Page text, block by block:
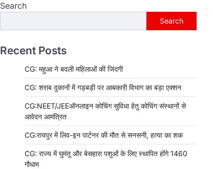
Search
Search
Recent Posts
CG: महुआ ने बदली महिलाओं की जिंदगी
CG: शराब दुकानों में गड़बड़ी पर आबकारी विभाग का बड़ा एक्शन
CG:NEET/JEEऑनलाइन कोचिंग सुविधा हेतु कोचिंग संस्थानों से
आवेदन आमंत्रित
CG:रायपुर में लिव-इन पार्टनर की मौत से सनसनी, हत्या का शक
CG: राज्य में घुमंतू और बेसहारा पशुओं के लिए स्थापित होंगे 1460
गौधाम